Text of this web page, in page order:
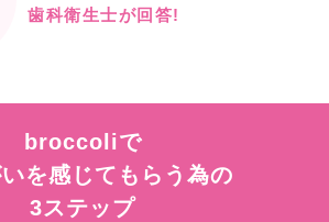
歯科衛生士が回答!
broccoliで
を感じてもらう為の
3ステップ